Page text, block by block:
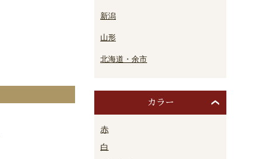
新潟
山形
北海道・余市
カラー
赤
白